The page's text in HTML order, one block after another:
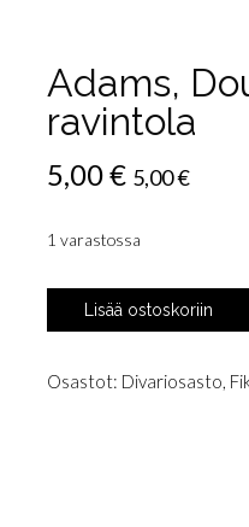
Adams,
ravintola
5,00€ 5,00€
1 varastossa
Adams,
Douglas:
ravintola
Lisää ostoskoriin
Osastot: Divariosasto,